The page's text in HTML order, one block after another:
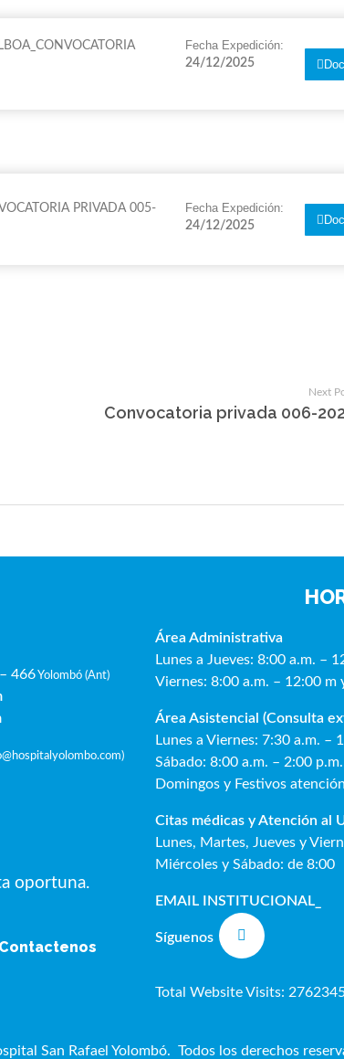
Fecha Expedición:
24/12/2025
PRIVADA 005-
Fecha Expedición:
24/12/2025
Next
Convocatoria privada 006-
466Yolombó (Ant)
)
oportuna.
Contactenos
Área Administrativa
Lunes a Jueves: 8:00 a.m. –
Viernes: 8:00 a.m. – 12:00 m
Área Asistencial (Consulta
Lunes a Viernes: 7:30 a.m. –
Sábado: 8:00 a.m. – 2:00 p.m.
Domingos y Festivos
Citas médicas y Atención al
Lunes, Martes, Jueves y
Miércoles y Sábado: de 8:00
EMAIL INSTITUCIONAL_
Síguenos
Total Website Visits:
San Rafael Yolombó. Todos los derechos